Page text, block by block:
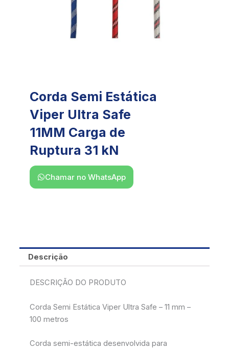
Corda Semi Estática
Viper Ultra Safe
11MM Carga de
Ruptura 31 kN
Chamar no WhatsApp
Descrição
DESCRIÇÃO DO PRODUTO
Corda Semi Estática Viper Ultra Safe – 11 mm –
100 metros
Corda semi-estática desenvolvida para